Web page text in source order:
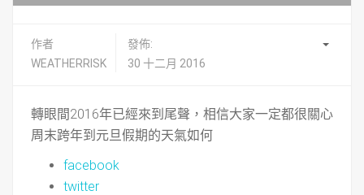
作者
WEATHERRISK
發佈:
30 十二月 2016
轉眼間2016年已經來到尾聲，相信大家一定都很關心
周末跨年到元旦假期的天氣如何
facebook
twitter